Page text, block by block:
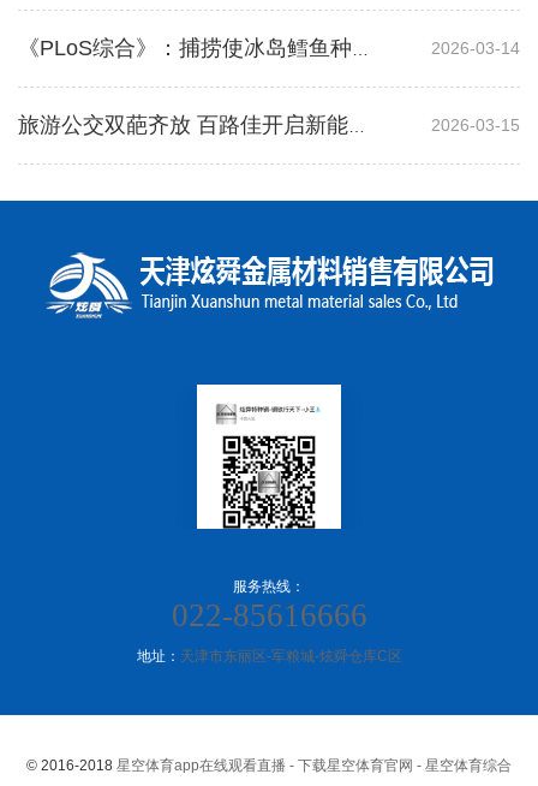
2026-03-14
2026-03-15
服务热线：
022-85616666
地址： 天津市东丽区-军粮城-炫舜仓库C区
© 2016-2018 星空体育app在线观看直播 - 下载星空体育官网 - 星空体育综合